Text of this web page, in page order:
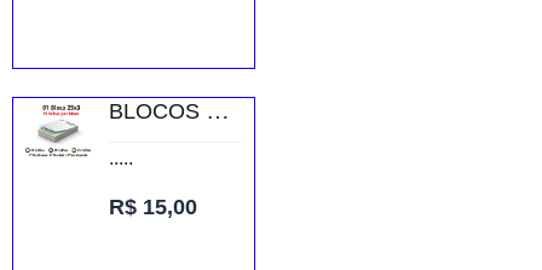
BLOCOS E TALÕES 25 FOLHAS AP 75G 25X3 150X105MM
.....
R$ 15,00